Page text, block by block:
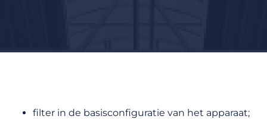
filter in de basisconfiguratie van het apparaat;